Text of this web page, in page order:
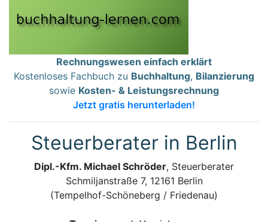
Rechnungswesen einfach erklärt
Kostenloses Fachbuch zu Buchhaltung, Bilanzierung
sowie Kosten- & Leistungsrechnung
Jetzt gratis herunterladen!
Steuerberater in Berlin
Dipl.-Kfm. Michael Schröder, Steuerberater
Schmiljanstraße 7, 12161 Berlin
(Tempelhof-Schöneberg / Friedenau)